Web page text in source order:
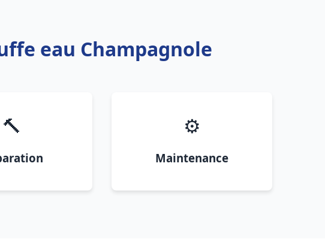
eau Champagnole
🔨 ⚙️
Maintenance